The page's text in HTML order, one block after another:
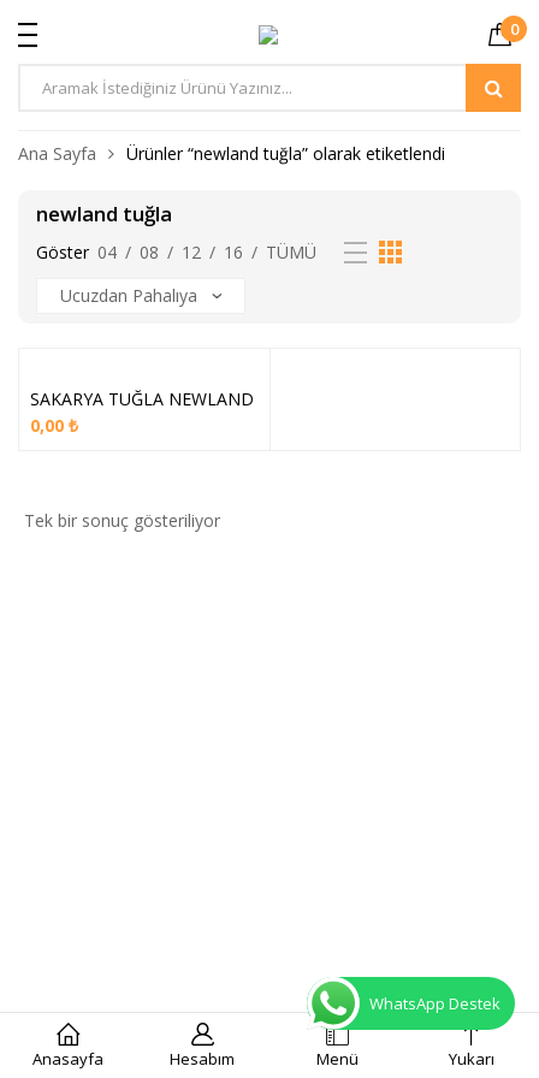
0
Ürün
Anasayfa Hesabım Menü Yukarı
Ana Sayfa Ürünler “newland tuğla” olarak etiketlendi
newland tuğla
Göster 04 / 08 / 12 / 16 / TÜMÜ
SAKARYA TUĞLA NEWLAND
0,00 ₺
Tek bir sonuç gösteriliyor
WhatsApp Destek